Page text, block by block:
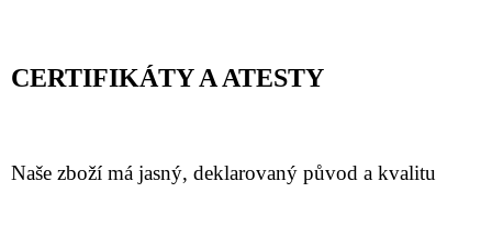
CERTIFIKÁTY A ATESTY
Naše zboží má jasný, deklarovaný původ a kvalitu